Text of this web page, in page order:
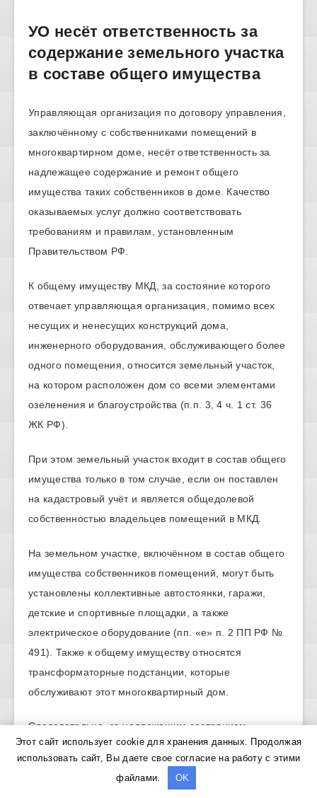
УО несёт ответственность за
содержание земельного участка
в составе общего имущества
Управляющая организация по договору управления,
заключённому с собственниками помещений в
многоквартирном доме, несёт ответственность за
надлежащее содержание и ремонт общего
имущества таких собственников в доме. Качество
оказываемых услуг должно соответствовать
требованиям и правилам, установленным
Правительством РФ.
К общему имуществу МКД, за состояние которого
отвечает управляющая организация, помимо всех
несущих и ненесущих конструкций дома,
инженерного оборудования, обслуживающего более
одного помещения, относится земельный участок,
на котором расположен дом со всеми элементами
озеленения и благоустройства (п.п. 3, 4 ч. 1 ст. 36
ЖК РФ).
При этом земельный участок входит в состав общего
имущества только в том случае, если он поставлен
на кадастровый учёт и является общедолевой
собственностью владельцев помещений в МКД.
На земельном участке, включённом в состав общего
имущества собственников помещений, могут быть
установлены коллективные автостоянки, гаражи,
детские и спортивные площадки, а также
электрическое оборудование (пп. «е» п. 2 ПП РФ №
491). Также к общему имуществу относятся
трансформаторные подстанции, которые
обслуживают этот многоквартирный дом.
Следовательно, за надлежащим состоянием
электрооборудования, расположенного на
придомовой территории, которая включена в состав
общего имущества многоквартирного дома, также
Этот сайт использует cookie для хранения данных. Продолжая
использовать сайт, Вы даете свое согласие на работу с этими
файлами.
OK